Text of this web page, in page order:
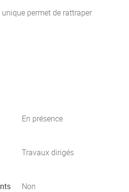
permet de rattraper
En présence
Travaux dirigés
Non